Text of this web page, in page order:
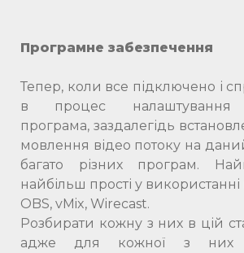
Програмне забезпечення
Тепер, коли все підключено і
в процес налаштування
програма, заздалегідь
мовлення відео потоку на
багато різних програм.
найбільш прості у
OBS, vMix, Wirecast.
Розбирати кожну з них в цій
адже для кожної з них